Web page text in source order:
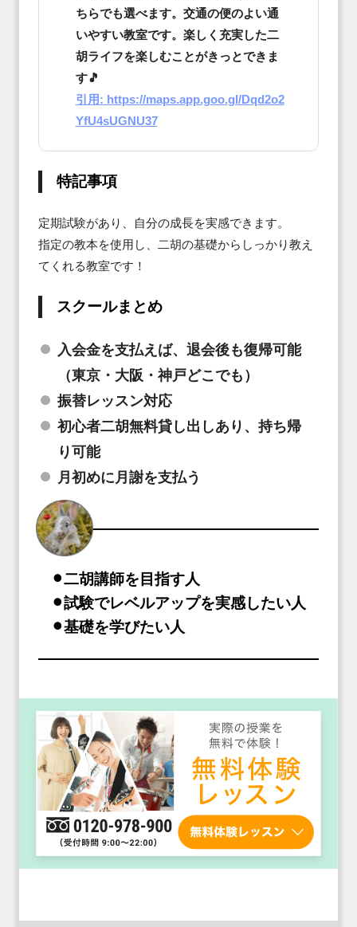
ちらでも選べます。交通の便のよい通
いやすい教室です。楽しく充実した二
胡ライフを楽しむことがきっとできま
す🎵
引用: https://maps.app.goo.gl/Dqd2o2
YfU4sUGNU37
特記事項
定期試験があり、自分の成長を実感できます。
指定の教本を使用し、二胡の基礎からしっかり教え
てくれる教室です！
スクールまとめ
入会金を支払えば、退会後も復帰可能
（東京・大阪・神戸どこでも）
振替レッスン対応
初心者二胡無料貸し出しあり、持ち帰
り可能
月初めに月謝を支払う
⚫︎二胡講師を目指す人
⚫︎試験でレベルアップを実感したい人
⚫︎基礎を学びたい人